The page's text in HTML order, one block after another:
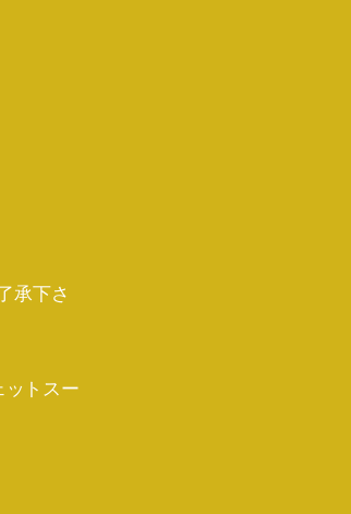
承下さ
ットスー